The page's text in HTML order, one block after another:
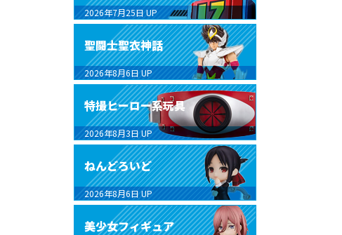
2026年7月25日 UP
聖闘士聖衣神話
2026年8月6日 UP
特撮ヒーロー系玩具
2026年8月3日 UP
ねんどろいど
2026年8月6日 UP
美少女フィギュア